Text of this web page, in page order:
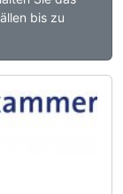
bis zu